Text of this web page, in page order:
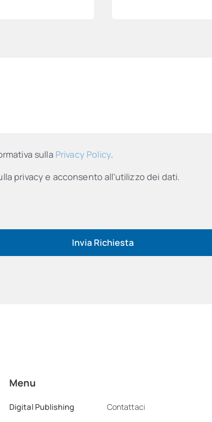
sulla Privacy Policy.
privacy e acconsento all’utilizzo dei dati.
Invia Richiesta
Menu
Digital Publishing
Contattaci